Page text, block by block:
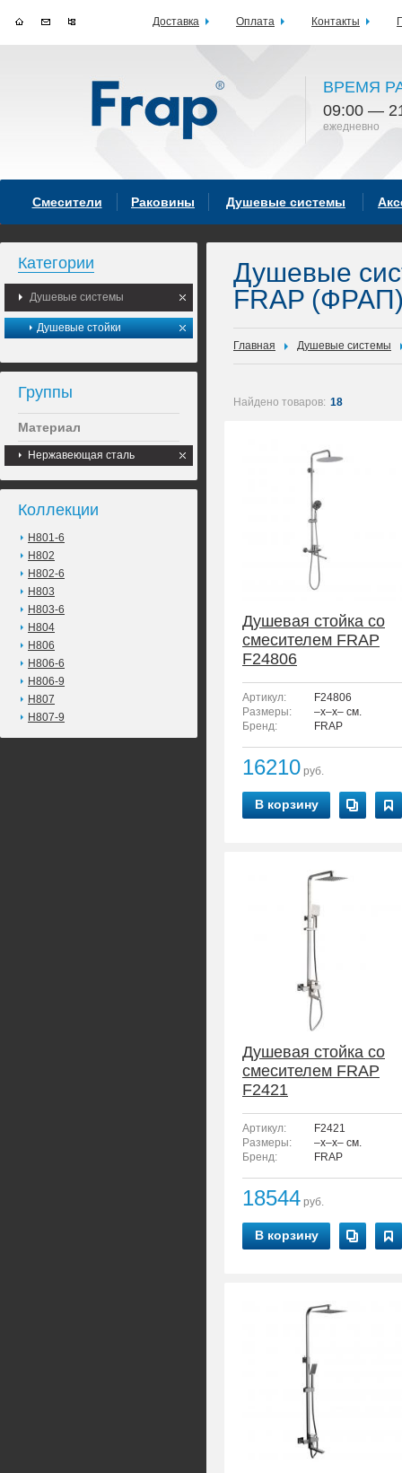
ВРЕМЯ
09:00 —
ежедневно
Смесители Раковины Душевые системы
Категории
Душевые системы
Душевые стойки
Группы
Материал
Нержавеющая сталь
Коллекции
H801-6
H802
H802-6
H803
H803-6
H804
H806
H806-6
H806-9
H807
H807-9
Душевые
FRAP
Главная Душевые системы
Найдено товаров: 18
Душевая стойка со
смесителем FRAP
F24806
Артикул:
F24806
Размеры:
–x–x– см.
Бренд:
FRAP
16210 руб.
В корзину
Душевая стойка со
смесителем FRAP
F2421
Артикул:
F2421
Размеры:
–x–x– см.
Бренд:
FRAP
18544 руб.
В корзину
Доставка Оплата Контакты